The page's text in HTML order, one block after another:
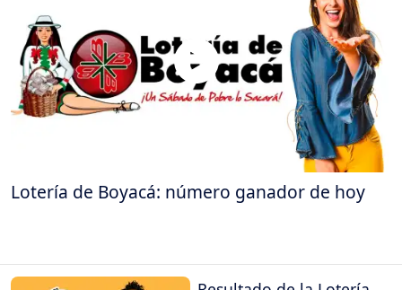
Lotería de Boyacá: número ganador de hoy